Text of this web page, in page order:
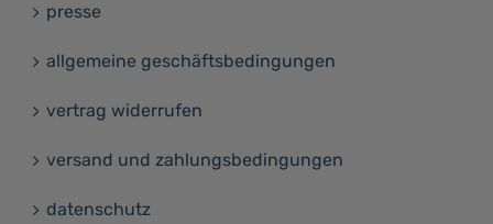
presse
allgemeine geschäftsbedingungen
vertrag widerrufen
versand und zahlungsbedingungen
datenschutz